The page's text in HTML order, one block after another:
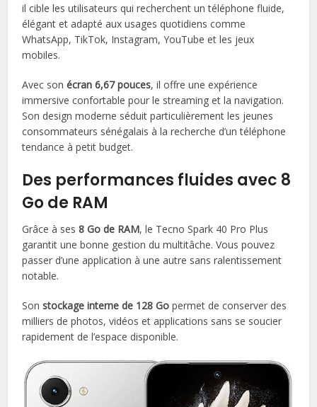
il cible les utilisateurs qui recherchent un téléphone fluide,
élégant et adapté aux usages quotidiens comme
WhatsApp, TikTok, Instagram, YouTube et les jeux
mobiles.
Avec sonécran 6,67 pouces, il offre une expérience
immersive confortable pour le streaming et la navigation.
Son design moderne séduit particulièrement les jeunes
consommateurs sénégalais à la recherche d’un téléphone
tendance à petit budget.
Des performances fluides avec 8
Go de RAM
Grâce à ses 8 Go de RAM, le Tecno Spark 40 Pro Plus
garantit une bonne gestion du multitâche. Vous pouvez
passer d’une application à une autre sans ralentissement
notable.
Sonstockage interne de 128 Go permet de conserver des
milliers de photos, vidéos et applications sans se soucier
rapidement de l’espace disponible.